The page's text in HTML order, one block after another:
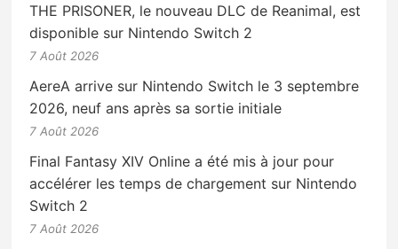
THE PRISONER, le nouveau DLC de Reanimal, est
disponible sur Nintendo Switch 2
7 Août 2026
AereA arrive sur Nintendo Switch le 3 septembre
2026, neuf ans après sa sortie initiale
7 Août 2026
Final Fantasy XIV Online a été mis à jour pour
accélérer les temps de chargement sur Nintendo
Switch 2
7 Août 2026